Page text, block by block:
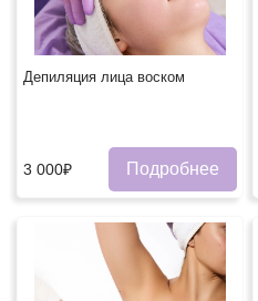
Депиляция лица воском
3 000₽ Подробнее